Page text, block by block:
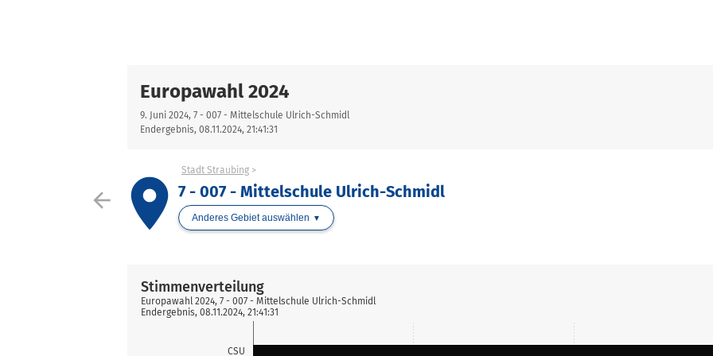
Europawahl 2024
9. Juni 2024, 7 - 007 - Mittelschule Ulrich-Schmidl
Endergebnis, 08.11.2024, 21:41:31
arrow_back place
Stadt Straubing
7 - 007 - Mittelschule Ulrich-Schmidl
Anderes Gebiet auswählen
CSU
Stimmenverteilung
Europawahl 2024, 7 - 007 - Mittelschule Ulrich-Schmidl
Endergebnis, 08.11.2024, 21:41:31